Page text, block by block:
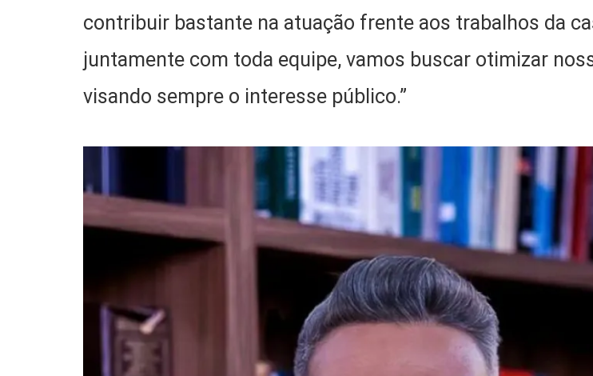
contribuir bastante na atuação frente aos trabalhos da
juntamente com toda equipe, vamos buscar otimizar
visando sempre o interesse público.”